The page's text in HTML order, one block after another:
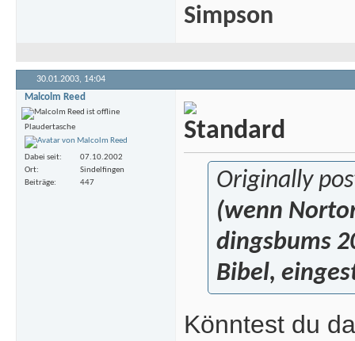
Simpson
30.01.2003, 14:04
Malcolm Reed
Plaudertasche
Dabei seit
07.10.2002
Ort
Sindelfingen
Beiträge
447
Originally
(wenn
dingsbums
Bibel,
Könntest du